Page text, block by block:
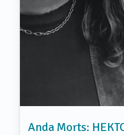
Anda Morts: